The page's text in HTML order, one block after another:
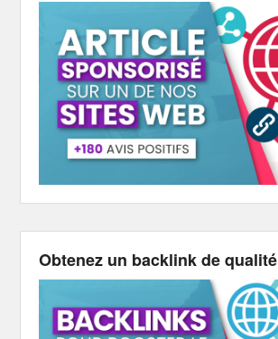
Obtenez un backlink de qualité